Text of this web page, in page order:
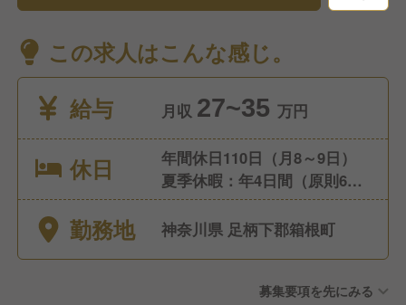
この求人はこんな感じ。
給与
月収 27~35 万円
休日
年間休日110日（月8～9日）
夏季休暇：年4日間（原則6月
～9月に取得するものとする）
冬期休暇：年3日間（原則12月
に10日、勤続3年以降20日間
勤務地 神奈川県 足柄下郡箱根町
募集要項を先にみる